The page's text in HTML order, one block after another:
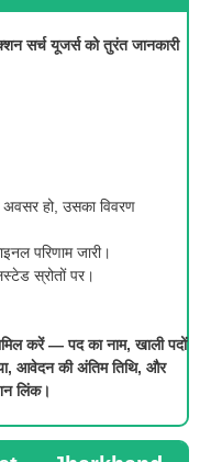
सर्च यूजर्स को तुरंत जानकारी
हो, उसका विवरण
परिणाम जारी।
स्रोतों पर।
करें — पद का नाम, खाली पदों
आवेदन की अंतिम तिथि, और
लिंक।